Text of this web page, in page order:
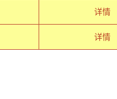
详情
详情